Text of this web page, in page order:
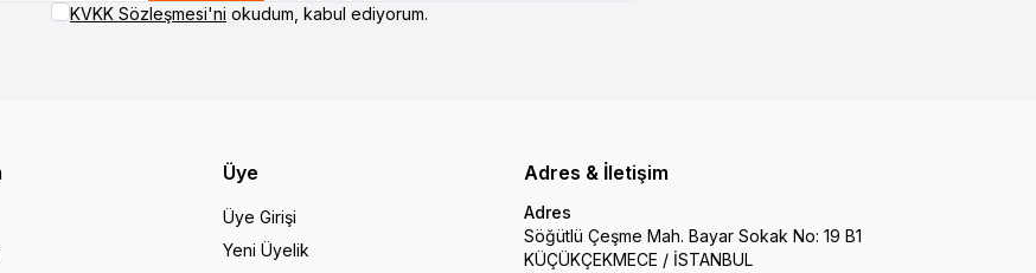
KVKK Sözleşmesi'ni okudum, kabul ediyorum.
Üye
Üye Girişi
Yeni Üyelik
Adres & İletişim
Adres
Söğütlü Çeşme Mah. Bayar Sokak No: 19 B1
KÜÇÜKÇEKMECE / İSTANBUL